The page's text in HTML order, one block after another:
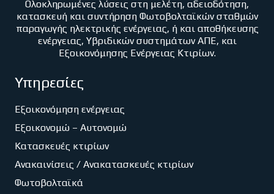
Ολοκληρωμένες λύσεις στη μελέτη, αδειοδότηση,
κατασκευή και συντήρηση Φωτοβολταϊκών σταθμών
παραγωγής ηλεκτρικής ενέργειας, ή και αποθήκευσης
ενέργειας, Υβριδικών συστημάτων ΑΠΕ, και
Εξοικονόμησης Ενέργειας Κτιρίων.
Υπηρεσίες
Εξοικονόμηση ενέργειας
Εξοικονομώ – Αυτονομώ
Κατασκευές κτιρίων
Ανακαινίσεις / Ανακατασκευές κτιρίων
Φωτοβολταϊκά